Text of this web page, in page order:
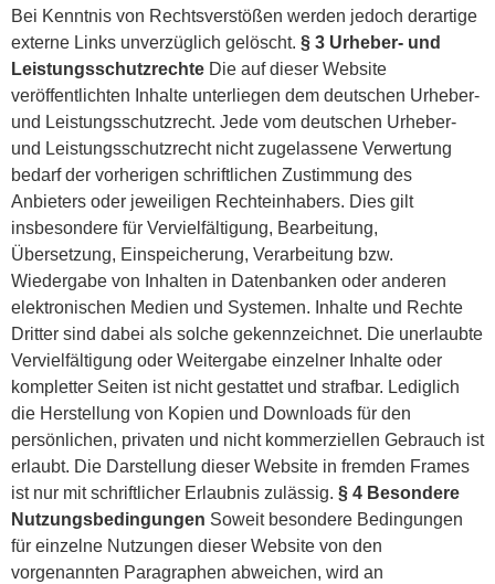
Bei Kenntnis von Rechtsverstößen werden jedoch derartige
externe Links unverzüglich gelöscht. § 3 Urheber- und
Leistungsschutzrechte Die auf dieser Website
veröffentlichten Inhalte unterliegen dem deutschen Urheber-
und Leistungsschutzrecht. Jede vom deutschen Urheber-
und Leistungsschutzrecht nicht zugelassene Verwertung
bedarf der vorherigen schriftlichen Zustimmung des
Anbieters oder jeweiligen Rechteinhabers. Dies gilt
insbesondere für Vervielfältigung, Bearbeitung,
Übersetzung, Einspeicherung, Verarbeitung bzw.
Wiedergabe von Inhalten in Datenbanken oder anderen
elektronischen Medien und Systemen. Inhalte und Rechte
Dritter sind dabei als solche gekennzeichnet. Die unerlaubte
Vervielfältigung oder Weitergabe einzelner Inhalte oder
kompletter Seiten ist nicht gestattet und strafbar. Lediglich
die Herstellung von Kopien und Downloads für den
persönlichen, privaten und nicht kommerziellen Gebrauch ist
erlaubt. Die Darstellung dieser Website in fremden Frames
ist nur mit schriftlicher Erlaubnis zulässig. § 4 Besondere
Nutzungsbedingungen Soweit besondere Bedingungen
für einzelne Nutzungen dieser Website von den
vorgenannten Paragraphen abweichen, wird an